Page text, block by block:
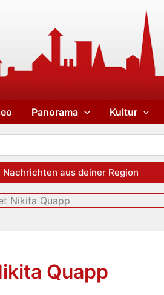
Panorama Kultur
Nachrichten aus deiner Region
Nikita Quapp
Quapp